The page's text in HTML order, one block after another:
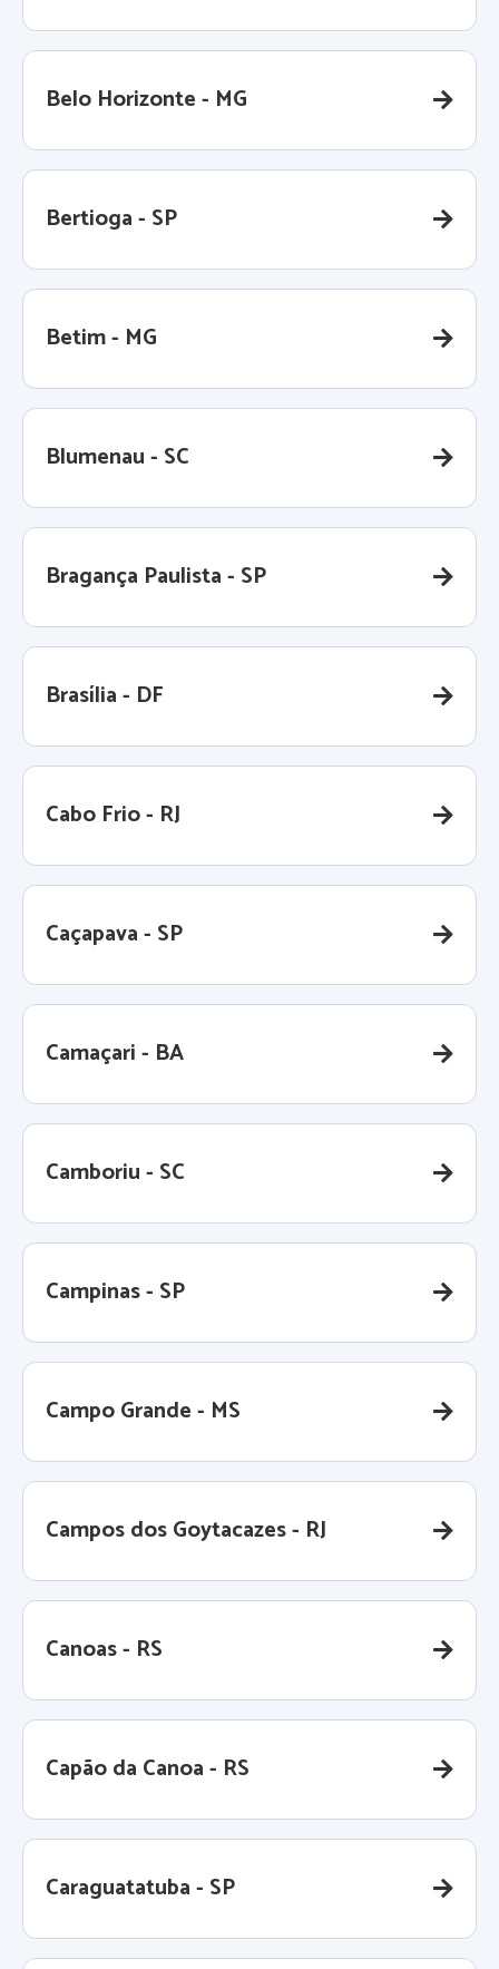
Belo Horizonte - MG
Bertioga - SP
Betim - MG
Blumenau - SC
Bragança Paulista - SP
Brasília - DF
Cabo Frio - RJ
Caçapava - SP
Camaçari - BA
Camboriu - SC
Campinas - SP
Campo Grande - MS
Campos dos Goytacazes - RJ
Canoas - RS
Capão da Canoa - RS
Caraguatatuba - SP